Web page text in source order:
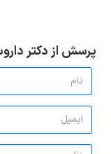
پرسش از دکتر